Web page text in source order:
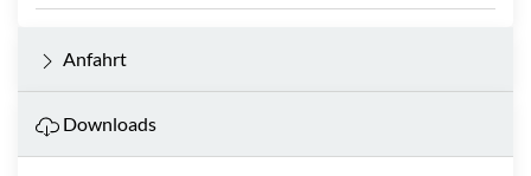
Anfahrt
Downloads